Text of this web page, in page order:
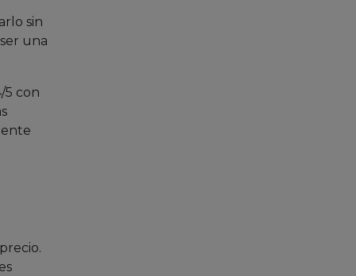
sin
una
5 con